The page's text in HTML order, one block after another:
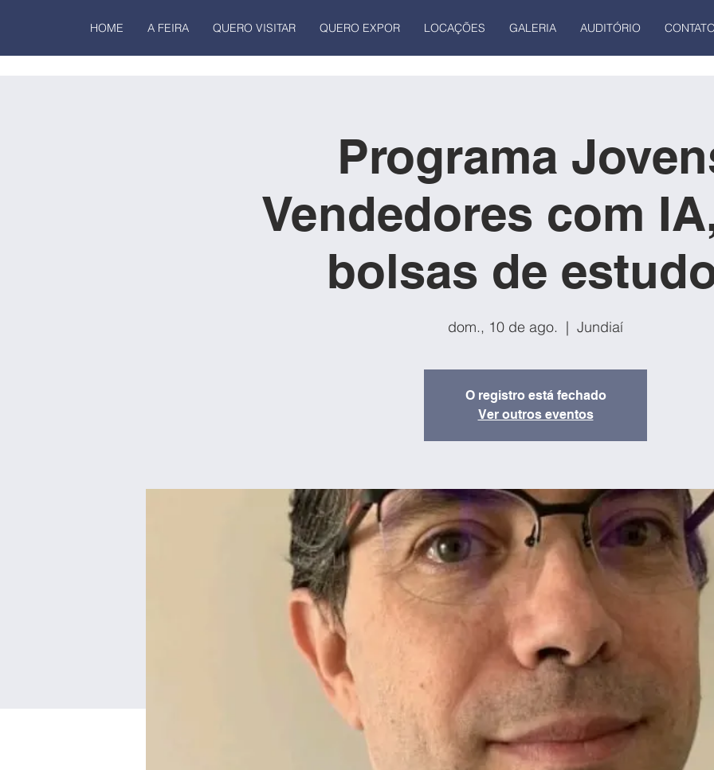
HOME A FEIRA QUERO VISITAR QUERO EXPOR LOCAÇÕES GALERIA AUDITÓRIO
Programa
Vendedores com
bolsas de
dom., 10 de ago.
  |
Jundiaí
O registro está fechado
Ver outros eventos